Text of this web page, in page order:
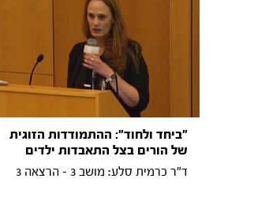
"ביחד ולחוד": ההתמודדות הזוגית
של הורים בצל התאבדות ילדים
ד"ר כרמית סלע: מושב 3 - הרצאה 3